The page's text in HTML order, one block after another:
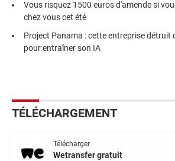
Vous risquez 1500 euros d'amende si
chez vous cet été
Project Panama : cette entreprise détruit
pour entraîner son IA
TÉLÉCHARGEMENT
Télécharger
Wetransfer gratuit